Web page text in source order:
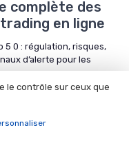
complète des
en ligne
5 0 : régulation, risques,
d’alerte pour les
le contrôle sur ceux que